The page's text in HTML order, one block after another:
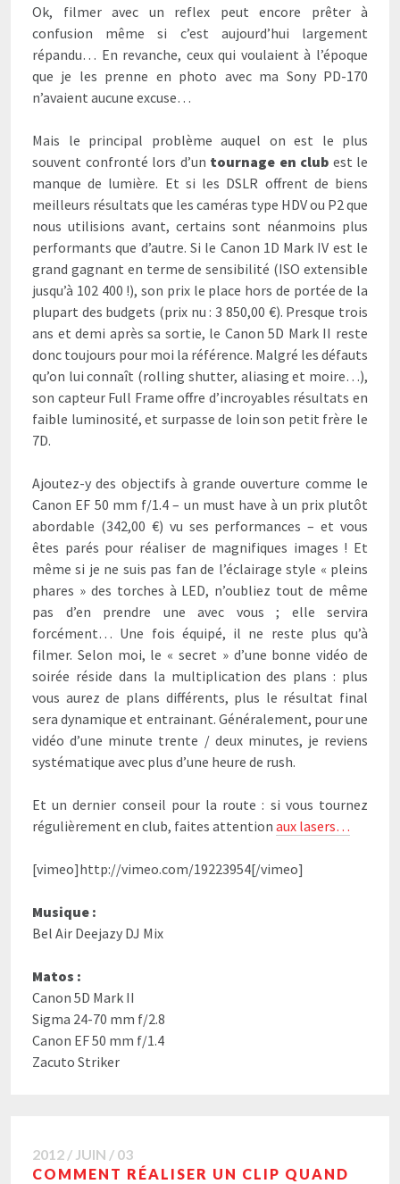
Ok, filmer avec un reflex peut encore prêter à
confusion même si c’est aujourd’hui largement
répandu… En revanche, ceux qui voulaient à l’époque
que je les prenne en photo avec ma Sony PD-170
n’avaient aucune excuse…
Mais le principal problème auquel on est le plus
souvent confronté lors d’un tournage en club est le
manque de lumière. Et si les DSLR offrent de biens
meilleurs résultats que les caméras type HDV ou P2 que
nous utilisions avant, certains sont néanmoins plus
performants que d’autre. Si le Canon 1D Mark IV est le
grand gagnant en terme de sensibilité (ISO extensible
jusqu’à 102 400 !), son prix le place hors de portée de la
plupart des budgets (prix nu : 3 850,00 €). Presque trois
ans et demi après sa sortie, le Canon 5D Mark II reste
donc toujours pour moi la référence. Malgré les défauts
qu’on lui connaît (rolling shutter, aliasing et moire…),
son capteur Full Frame offre d’incroyables résultats en
faible luminosité, et surpasse de loin son petit frère le
7D.
Ajoutez-y des objectifs à grande ouverture comme le
Canon EF 50 mm f/1.4 – un must have à un prix plutôt
abordable (342,00 €) vu ses performances – et vous
êtes parés pour réaliser de magnifiques images ! Et
même si je ne suis pas fan de l’éclairage style « pleins
phares » des torches à LED, n’oubliez tout de même
pas d’en prendre une avec vous ; elle servira
forcément… Une fois équipé, il ne reste plus qu’à
filmer. Selon moi, le « secret » d’une bonne vidéo de
soirée réside dans la multiplication des plans : plus
vous aurez de plans différents, plus le résultat final
sera dynamique et entrainant. Généralement, pour une
vidéo d’une minute trente / deux minutes, je reviens
systématique avec plus d’une heure de rush.
Et un dernier conseil pour la route : si vous tournez
régulièrement en club, faites attention aux lasers…
[vimeo]http://vimeo.com/19223954[/vimeo]
Musique :
Bel Air Deejazy DJ Mix
Matos :
Canon 5D Mark II
Sigma 24-70 mm f/2.8
Canon EF 50 mm f/1.4
Zacuto Striker
2012 / JUIN / 03
COMMENT RÉALISER UN CLIP QUAND